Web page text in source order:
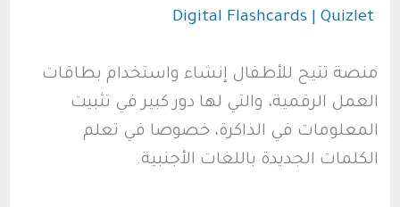
Digital Flashcards | Quizlet
منصة تتيح للأطفال إنشاء واستخدام بطاقات
العمل الرقمية، والتي لها دور كبير في تثبيت
المعلومات في الذاكرة، خصوصا في تعلم
الكلمات الجديدة باللغات الأجنبية.